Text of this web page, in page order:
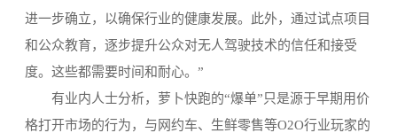
进一步确立，以确保行业的健康发展。此外，通过试点项目
和公众教育，逐步提升公众对无人驾驶技术的信任和接受
度。这些都需要时间和耐心。”
有业内人士分析，萝卜快跑的“爆单”只是源于早期用价
格打开市场的行为，与网约车、生鲜零售等O2O行业玩家的